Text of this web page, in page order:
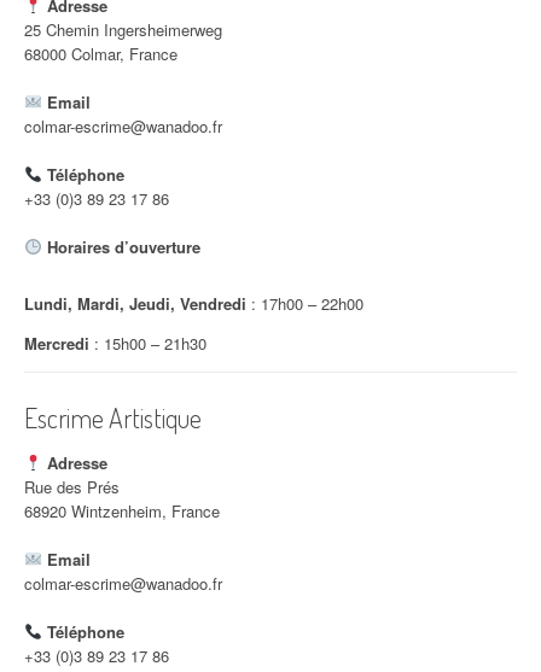
i
o
n
d
'
a
t
i
c
l
e
Adresse
25 Chemin Ingersheimerweg
68000 Colmar, France
Email
colmar-escrime@wanadoo.fr
Téléphone
+33 (0)3 89 23 17 86
Horaires d’ouverture
Lundi, Mardi, Jeudi, Vendredi : 17h00 – 22h00
Mercredi : 15h00 – 21h30
Escrime Artistique
Adresse
Rue des Prés
68920 Wintzenheim, France
Email
colmar-escrime@wanadoo.fr
Téléphone
+33 (0)3 89 23 17 86